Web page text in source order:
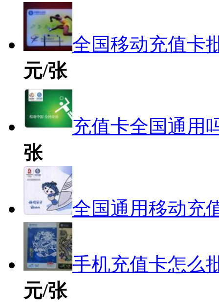
全国移动充值卡
元/张
充值卡全国通用
张
全国通用移动充
手机充值卡怎么
元/张